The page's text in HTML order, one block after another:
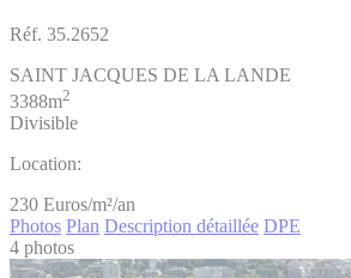
Réf. 35.2652
SAINT JACQUES DE LA LANDE
3388m2
Divisible
Location:
230 Euros/m²/an
Photos Plan Description détaillée DPE
4 photos